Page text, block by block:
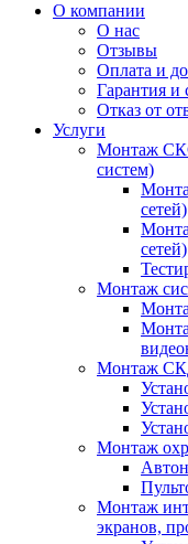
О компании
О нас
Отзывы
Оплата и
Гарантия и
Отказ от
Услуги
Монтаж
систем)
сетей)
сетей)
Монтаж
Монтаж
Монтаж
Монтаж
экранов,